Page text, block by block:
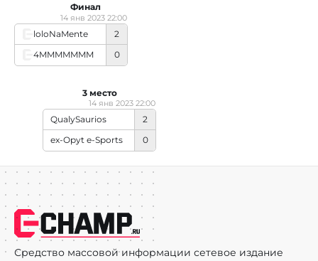
loloNaMente
2
4MMMMMMM
0
14 янв 2023 22:00
Финал
QualySaurios
2
ex-Opyt e-Sports
0
14 янв 2023 22:00
3 место
Средство массовой информации сетевое издание